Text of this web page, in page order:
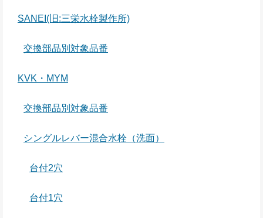
SANEI(旧:三栄水栓製作所)
交換部品別対象品番
KVK・MYM
交換部品別対象品番
シングルレバー混合水栓（洗面）
台付2穴
台付1穴